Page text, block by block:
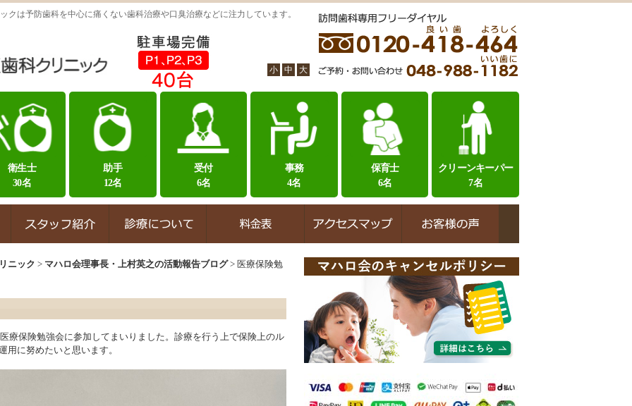
クは予防歯科を中心に痛くない歯科治療や口臭治療などに注力しています。
小 中 大
衛生士
30名
助手
12名
受付
6名
事務
4名
保育士
6名
クリーンキーパー
7名
ニック > マハロ会理事長・上村英之の活動報告ブログ> 医療保険勉
療保険勉強会に参加してまいりました。診療を行う上で保険上のル
用に努めたいと思います。